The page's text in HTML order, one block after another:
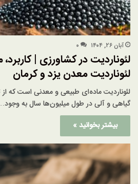
آبان ۲۶, ۱۴۰۴ ۰
لئوناردیت در کشاورزی |
لئوناردیت معدن یزد و کرمان
لئوناردیت ماده‌ای طبیعی و معدنی است که
گیاهی و آلی در طول میلیون‌ها سال به
بیشتر بخوانید »